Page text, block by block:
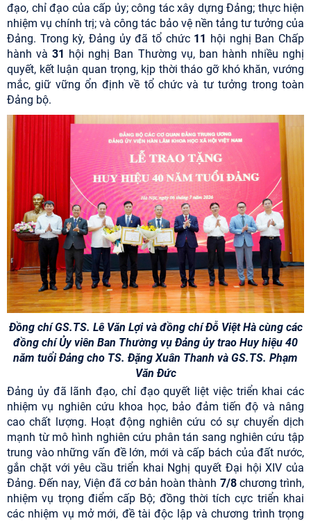
đạo, chỉ đạo của cấp ủy; công tác xây dựng Đảng; thực hiện
nhiệm vụ chính trị; và công tác bảo vệ nền tảng tư tưởng của
Đảng. Trong kỳ, Đảng ủy đã tổ chức 11 hội nghị Ban Chấp
hành và31 hội nghị Ban Thường vụ, ban hành nhiều nghị
quyết, kết luận quan trọng, kịp thời tháo gỡ khó khăn, vướng
mắc, giữ vững ổn định về tổ chức và tư tưởng trong toàn
Đảng bộ.
Đồng chí GS.TS. Lê Văn Lợi và đồng chí Đỗ Việt Hà cùng các
đồng chí Ủy viên Ban Thường vụ Đảng ủy trao Huy hiệu 40
năm tuổi Đảng cho TS. Đặng Xuân Thanh và GS.TS. Phạm
Văn Đức
Đảng ủy đã lãnh đạo, chỉ đạo quyết liệt việc triển khai các
nhiệm vụ nghiên cứu khoa học, bảo đảm tiến độ và nâng
cao chất lượng. Hoạt động nghiên cứu có sự chuyển dịch
mạnh từ mô hình nghiên cứu phân tán sang nghiên cứu tập
trung vào những vấn đề lớn, mới và cấp bách của đất nước,
gắn chặt với yêu cầu triển khai Nghị quyết Đại hội XIV của
Đảng. Đến nay, Viện đã cơ bản hoàn thành 7/8chương trình,
nhiệm vụ trọng điểm cấp Bộ; đồng thời tích cực triển khai
các nhiệm vụ mở mới, đề tài độc lập và chương trình trọng